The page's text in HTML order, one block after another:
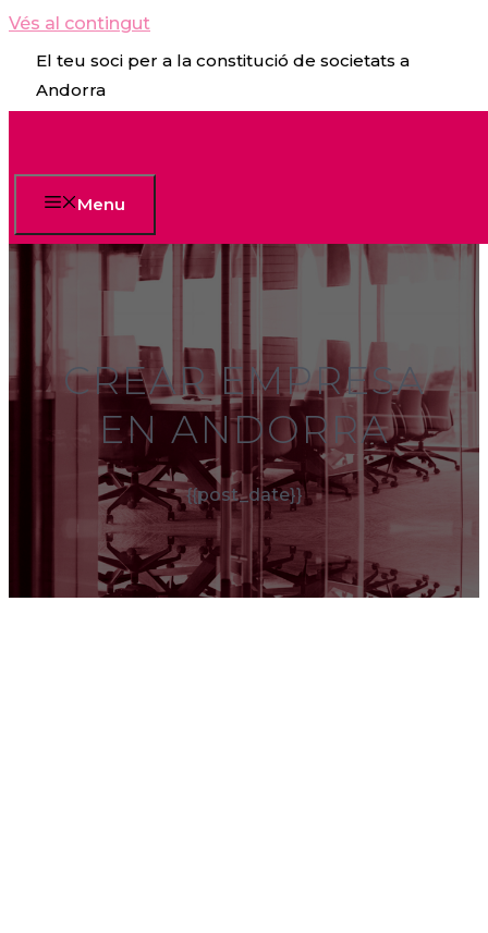
Vés al contingut
El teu soci per a la constitució de societats a
Andorra
Menu
CREAR EMPRESA
EN ANDORRA
{{post_date}}